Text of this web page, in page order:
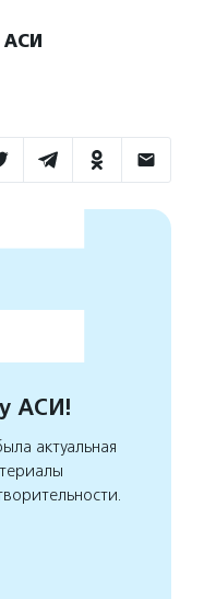
АСИ
АСИ!
актуальная